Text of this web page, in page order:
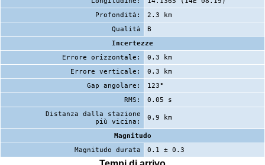
Profondità:
2.3 km
Qualità
B
Incertezze
Errore orizzontale:
0.3 km
Errore verticale:
0.3 km
Gap angolare:
123°
RMS:
0.05 s
Distanza dalla stazione
più vicina:
0.9 km
Magnitudo
Magnitudo durata
0.1 ± 0.3